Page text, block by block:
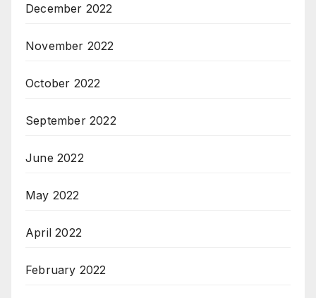
December 2022
November 2022
October 2022
September 2022
June 2022
May 2022
April 2022
February 2022